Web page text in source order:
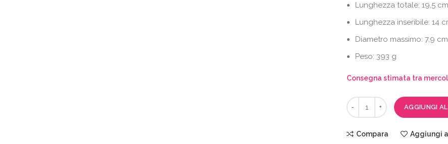
Lunghezza totale: 19,5 cm
Lunghezza inseribile: 14
Diametro massimo: 7,9 cm
Peso: 393 g
Consegna stimata tra
AGGIUNGI
Compara Aggiungi